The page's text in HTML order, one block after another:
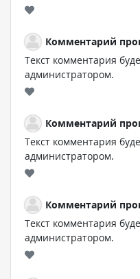
Комментарий
Текст комментария
администратором.
Комментарий
Текст комментария
администратором.
Комментарий
Текст комментария
администратором.